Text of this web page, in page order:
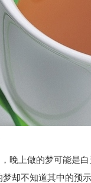
晚上做的梦可能是
却不知道其中的预